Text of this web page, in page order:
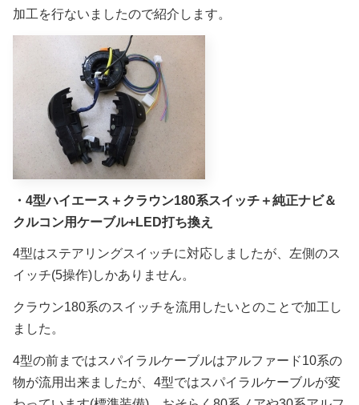
加工を行ないましたので紹介します。
・4型ハイエース＋クラウン180系スイッチ＋純正ナビ＆
クルコン用ケーブル+LED打ち換え
4型はステアリングスイッチに対応しましたが、左側のス
イッチ(5操作)しかありません。
クラウン180系のスイッチを流用したいとのことで加工し
ました。
4型の前まではスパイラルケーブルはアルファード10系の
物が流用出来ましたが、4型ではスパイラルケーブルが変